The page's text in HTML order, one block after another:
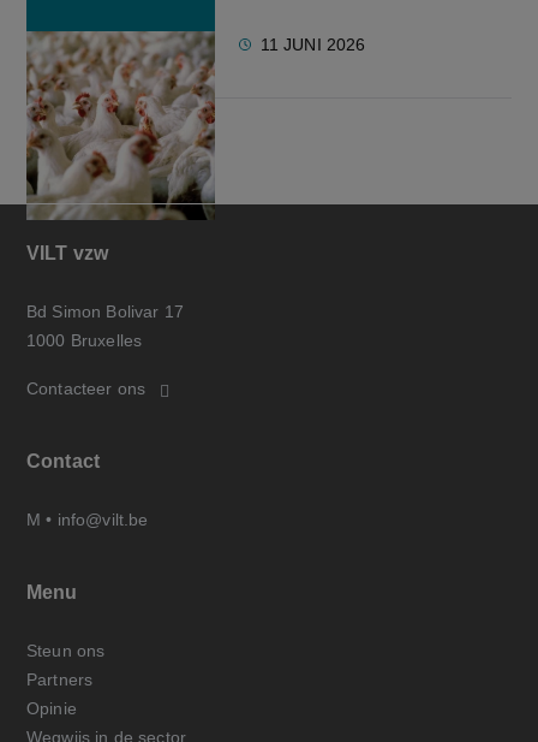
11 JUNI 2026
VILT vzw
Bd Simon Bolivar 17
1000 Bruxelles
Contacteer ons
Contact
M • info@vilt.be
Menu
Steun ons
Partners
Opinie
Wegwijs in de sector